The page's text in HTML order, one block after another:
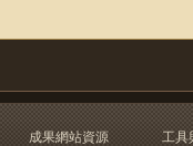
成果網站資源
工具